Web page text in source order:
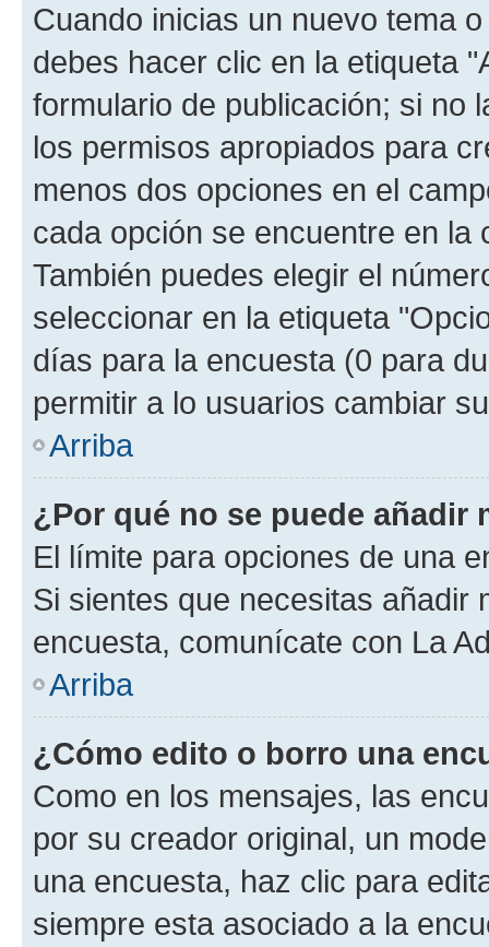
Cuando inicias un nuevo tema
debes hacer clic en la etiqueta
formulario de publicación; si no
los permisos apropiados para
menos dos opciones en el
cada opción se encuentre en
También puedes elegir el
seleccionar en la etiqueta
días para la encuesta (0 para
permitir a lo usuarios cambiar
Arriba
¿Por qué no se puede añadir
El límite para opciones de una
Si sientes que necesitas añadir
encuesta, comunícate con La
Arriba
¿Cómo edito o borro una
Como en los mensajes, las
por su creador original, un
una encuesta, haz clic para
siempre esta asociado a la